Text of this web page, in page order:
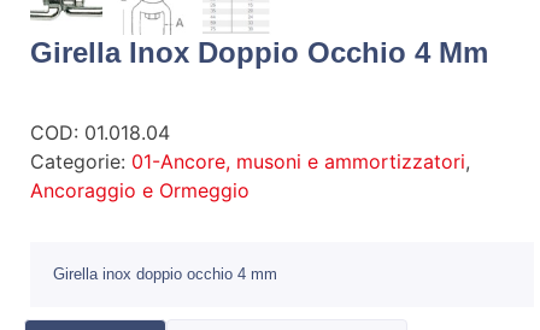
Girella Inox Doppio Occhio 4 Mm
COD: 01.018.04
Categorie: 01-Ancore, musoni e ammortizzatori,
Ancoraggio e Ormeggio
Girella inox doppio occhio 4 mm